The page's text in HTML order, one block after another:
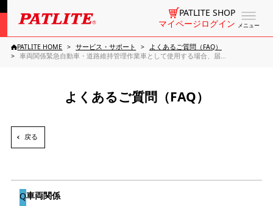
メニュー
PATLITE SHOP
マイページログイン
PATLITE HOME サービス・サポート
よくあるご質問（FAQ）
車両関係緊急自動車・道路維持管理作業車として使用する場合、届...
よくあるご質問（FAQ）
戻る
車両関係